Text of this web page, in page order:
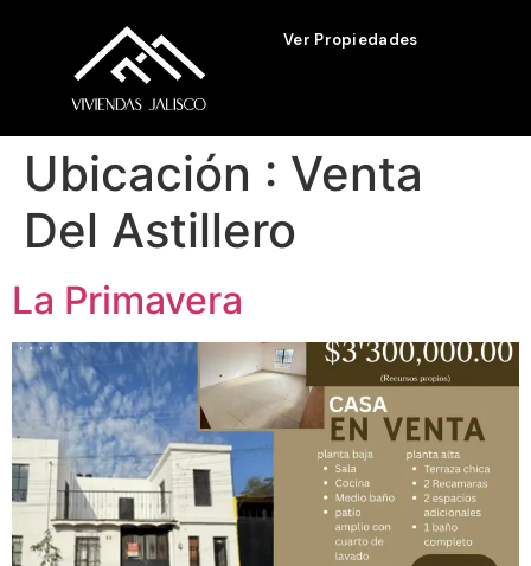
Ver Propiedades
Ubicación : Venta
Del Astillero
La Primavera